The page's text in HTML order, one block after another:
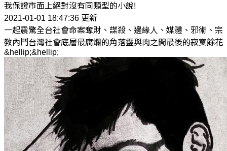
我保證市面上絕對沒有同類型的小說!
2021-01-01 18:47:36 更新
一起震驚全台社會命案奪財、謀殺、邊緣人、媒體、邪術、宗
教內鬥台灣社會底層最腐爛的角落靈與肉之間最後的寂寞餘花
&hellip;&hellip;